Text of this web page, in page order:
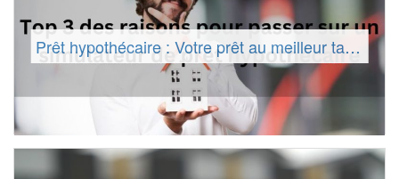
Prêt hypothécaire : Votre prêt au meilleur taux !